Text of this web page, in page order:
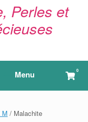
Perles et
Menu View
cart
0
M / Malachite